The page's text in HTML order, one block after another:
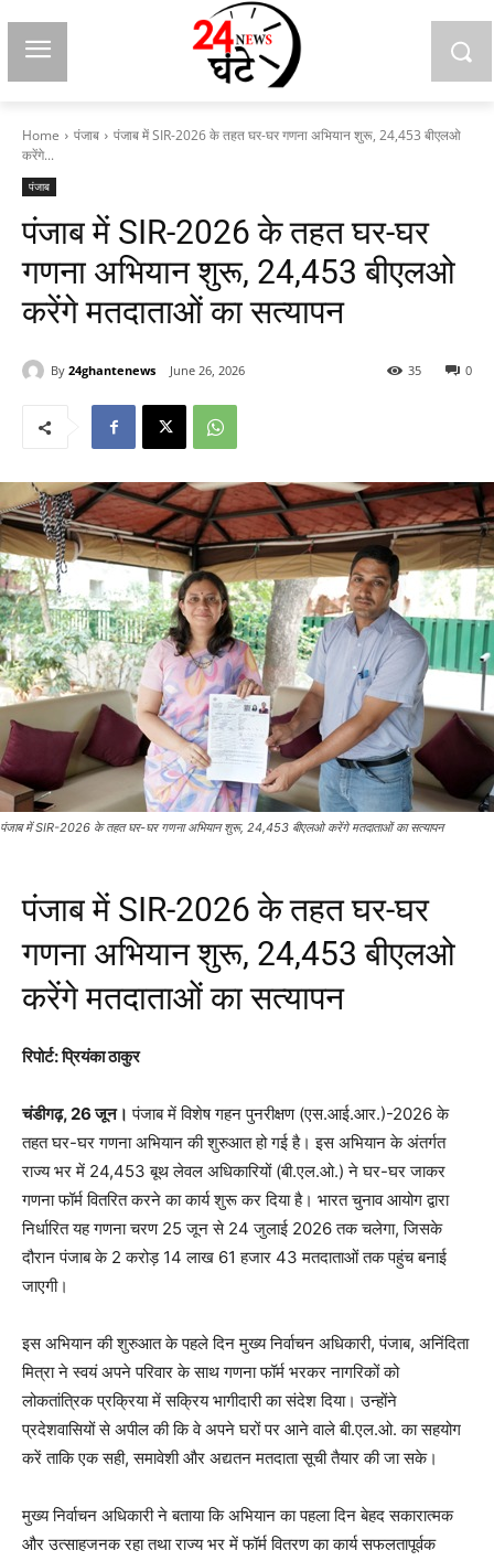
Home पंजाब
पंजाब में SIR-2026 के तहत घर-घर गणना अभियान शुरू, 24,453 बीएलओ
करेंगे...
पंजाब
पंजाब में SIR-2026 के तहत घर-घर
गणना अभियान शुरू, 24,453 बीएलओ
करेंगे मतदाताओं का सत्यापन
By 24ghantenews June 26, 2026 0
35
पंजाब में SIR-2026 के तहत घर-घर गणना अभियान शुरू, 24,453 बीएलओ करेंगे मतदाताओं का सत्यापन
पंजाब में SIR-2026 के तहत घर-घर
गणना अभियान शुरू, 24,453 बीएलओ
करेंगे मतदाताओं का सत्यापन
रिपोर्ट: प्रियंका ठाकुर
चंडीगढ़, 26 जून। पंजाब में विशेष गहन पुनरीक्षण (एस.आई.आर.)-2026 के
तहत घर-घर गणना अभियान की शुरुआत हो गई है। इस अभियान के अंतर्गत
राज्य भर में 24,453 बूथ लेवल अधिकारियों (बी.एल.ओ.) ने घर-घर जाकर
गणना फॉर्म वितरित करने का कार्य शुरू कर दिया है। भारत चुनाव आयोग द्वारा
निर्धारित यह गणना चरण 25 जून से 24 जुलाई 2026 तक चलेगा, जिसके
दौरान पंजाब के 2 करोड़ 14 लाख 61 हजार 43 मतदाताओं तक पहुंच बनाई
जाएगी।
इस अभियान की शुरुआत के पहले दिन मुख्य निर्वाचन अधिकारी, पंजाब, अनिंदिता
मित्रा ने स्वयं अपने परिवार के साथ गणना फॉर्म भरकर नागरिकों को
लोकतांत्रिक प्रक्रिया में सक्रिय भागीदारी का संदेश दिया। उन्होंने
प्रदेशवासियों से अपील की कि वे अपने घरों पर आने वाले बी.एल.ओ. का सहयोग
करें ताकि एक सही, समावेशी और अद्यतन मतदाता सूची तैयार की जा सके।
मुख्य निर्वाचन अधिकारी ने बताया कि अभियान का पहला दिन बेहद सकारात्मक
और उत्साहजनक रहा तथा राज्य भर में फॉर्म वितरण का कार्य सफलतापूर्वक